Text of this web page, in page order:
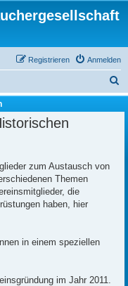
Anmelden
Registrieren
u
c
zum Austausch von
Themen
die
haben, hier
in einem speziellen
im Jahr 2011.